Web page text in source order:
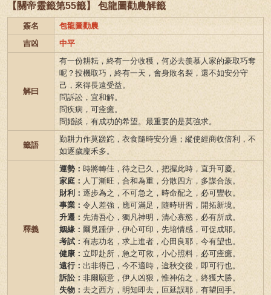
【關帝靈籤第55籤】 包龍圖勸農解籤
簽名
包龍圖勸農
吉凶
中平
解曰
有一份耕耘，終有一分收穫，何必去羨慕人家的豪取巧奪
呢？投機取巧，終有一天，會身敗名裂，還不如安分守
己，來得長遠受益。
問訴訟，宜和解。
問疾病，可痊癒。
問婚談，有成功的希望。最重要的是莫強求。
籤語
勤耕力作莫蹉跎，衣食隨時安分過；縱使經商收倍利，不
如逐歲廩禾多。
釋義
運勢： 時將轉佳，待之已久，把握此時，直升可慶。
家庭： 人丁漸旺，合和為重，分散四方，多謀合族。
財利： 逐步為之，不可急之，時命配之，必可豐收。
事業： 令人差強，應可滿足，隨時研習，開拓新境。
升遷： 先清吾心，獨凡神明，清心寡慾，必有所成。
姻緣： 爾見踵伊，伊心可印，先培情感，可促成耶。
考試： 有志功名，求上進者，心田良耶，今有望也。
健康： 立即赴所，急之可救，小心照料，必可痊癒。
遠行： 出非得已，今不適時，迨秋交後，即可行也。
訴訟： 非爾願意，伊人凶狠，惟神佑之，終獲大勝。
失物： 去之西方，明知即去，叵延誤耶，有望回手。